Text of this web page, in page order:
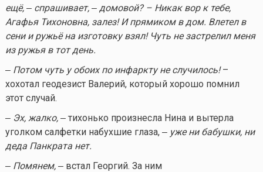
ещё, ‒ спрашивает, ‒ домовой? – Никак вор к тебе,
Агафья Тихоновна, залез! И прямиком в дом. Влетел в
сени и ружьё на изготовку взял! Чуть не застрелил меня
из ружья в тот день.
‒ Потом чуть у обоих по инфаркту не случилось!–
хохотал геодезист Валерий, который хорошо помнил
этот случай.
‒ Эх, жалко,‒ тихонько произнесла Нина и вытерла
уголком салфетки набухшие глаза, ‒ уже ни бабушки, ни
деда Панкрата нет.
‒ Помянем,‒ встал Георгий. За ним